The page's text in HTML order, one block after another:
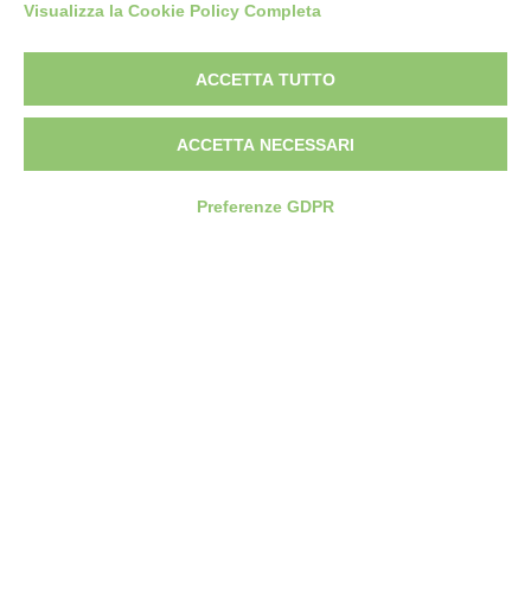
Federica Furgeri
Visualizza la Cookie Policy Completa
ACCETTA TUTTO
ACCETTA NECESSARI
Preferenze GDPR